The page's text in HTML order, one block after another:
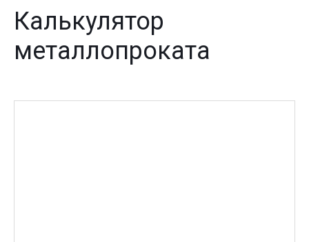
Калькулятор
металлопроката